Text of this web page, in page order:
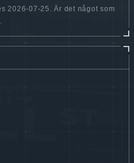
2026-07-25. Är det något som
.